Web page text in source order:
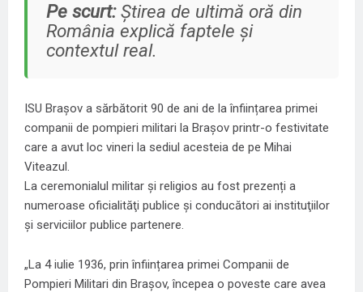
Pe scurt:Știrea de ultimă oră din
România explică faptele și
contextul real.
ISU Brașov a sărbătorit 90 de ani de la înființarea primei
companii de pompieri militari la Brașov printr-o festivitate
care a avut loc vineri la sediul acesteia de pe Mihai
Viteazul.
La ceremonialul militar şi religios au fost prezenți a
numeroase oficialităţi publice şi conducători ai instituţiilor
şi serviciilor publice partenere.
„La 4 iulie 1936, prin înființarea primei Companii de
Pompieri Militari din Brașov, începea o poveste care avea